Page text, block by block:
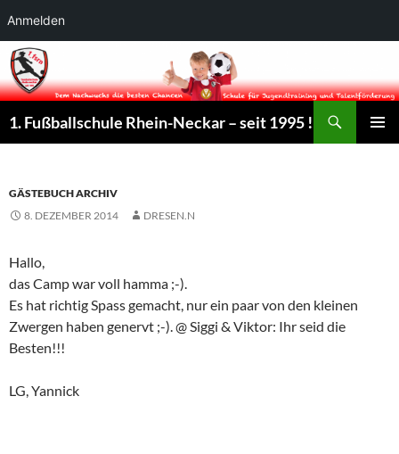
Anmelden
1. Fußballschule Rhein-Neckar – seit 1995 !
GÄSTEBUCH ARCHIV
8. DEZEMBER 2014
DRESEN.N
Hallo,
das Camp war voll hamma ;-).
Es hat richtig Spass gemacht, nur ein paar von den kleinen
Zwergen haben genervt ;-). @ Siggi & Viktor: Ihr seid die
Besten!!!
LG, Yannick